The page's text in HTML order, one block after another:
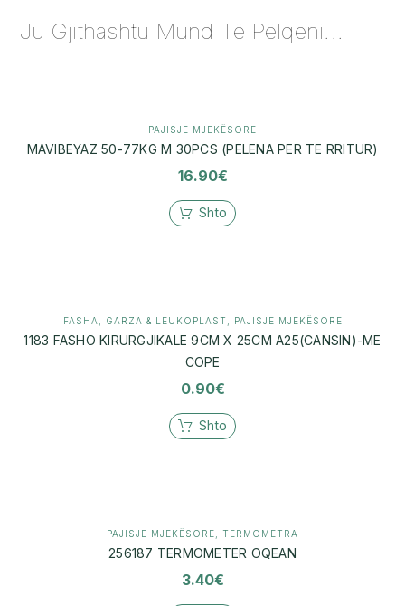
Ju Gjithashtu Mund Të Pëlqeni...
PAJISJE MJEKËSORE
MAVIBEYAZ 50-77KG M 30PCS (PELENA PER TE RRITUR)
16.90€
Shto
FASHA, GARZA & LEUKOPLAST PAJISJE MJEKËSORE
1183 FASHO KIRURGJIKALE 9CM X 25CM A25(CANSIN)-ME
COPE
0.90€
Shto
PAJISJE MJEKËSORE TERMOMETRA
256187 TERMOMETER OQEAN
3.40€